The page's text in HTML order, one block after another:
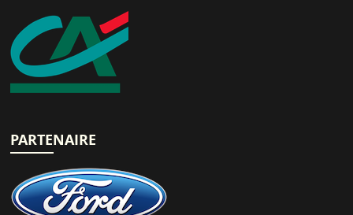
PARTENAIRE